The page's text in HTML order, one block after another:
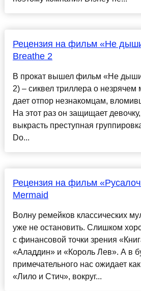
Рецензия на фильм «Не
Breathe 2
В прокат вышел фильм «Не дыши
2) – сиквел триллера о незрячем
дает отпор незнакомцам,
На этот раз он защищает
выкрасть преступная
Do...
Рецензия на фильм
Mermaid
Волну ремейков классических
уже не остановить. Слишком
с финансовой точки зрения
«Аладдин» и «Король Лев». А в
примечательного нас ожидает
«Лило и Стич», вокруг...